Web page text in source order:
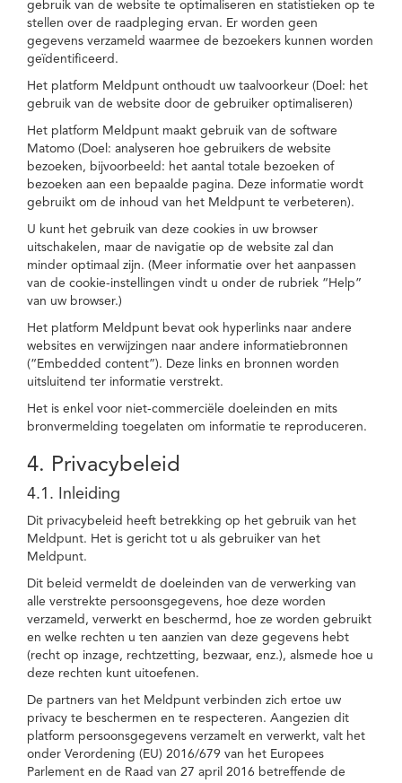
gebruik van de website te optimaliseren en statistieken op te
stellen over de raadpleging ervan. Er worden geen
gegevens verzameld waarmee de bezoekers kunnen worden
geïdentificeerd.
Het platform Meldpunt onthoudt uw taalvoorkeur (Doel: het
gebruik van de website door de gebruiker optimaliseren)
Het platform Meldpunt maakt gebruik van de software
Matomo (Doel: analyseren hoe gebruikers de website
bezoeken, bijvoorbeeld: het aantal totale bezoeken of
bezoeken aan een bepaalde pagina. Deze informatie wordt
gebruikt om de inhoud van het Meldpunt te verbeteren).
U kunt het gebruik van deze cookies in uw browser
uitschakelen, maar de navigatie op de website zal dan
minder optimaal zijn. (Meer informatie over het aanpassen
van de cookie-instellingen vindt u onder de rubriek “Help”
van uw browser.)
Het platform Meldpunt bevat ook hyperlinks naar andere
websites en verwijzingen naar andere informatiebronnen
(“Embedded content”). Deze links en bronnen worden
uitsluitend ter informatie verstrekt.
Het is enkel voor niet-commerciële doeleinden en mits
bronvermelding toegelaten om informatie te reproduceren.
4. Privacybeleid
4.1. Inleiding
Dit privacybeleid heeft betrekking op het gebruik van het
Meldpunt. Het is gericht tot u als gebruiker van het
Meldpunt.
Dit beleid vermeldt de doeleinden van de verwerking van
alle verstrekte persoonsgegevens, hoe deze worden
verzameld, verwerkt en beschermd, hoe ze worden gebruikt
en welke rechten u ten aanzien van deze gegevens hebt
(recht op inzage, rechtzetting, bezwaar, enz.), alsmede hoe u
deze rechten kunt uitoefenen.
De partners van het Meldpunt verbinden zich ertoe uw
privacy te beschermen en te respecteren. Aangezien dit
platform persoonsgegevens verzamelt en verwerkt, valt het
onder Verordening (EU) 2016/679 van het Europees
Parlement en de Raad van 27 april 2016 betreffende de